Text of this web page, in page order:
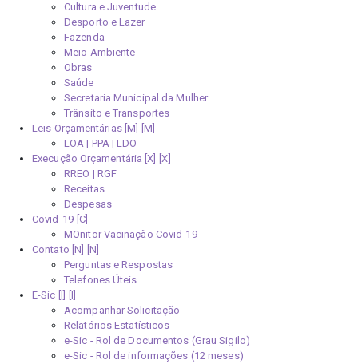
Cultura e Juventude
Desporto e Lazer
Fazenda
Meio Ambiente
Obras
Saúde
Secretaria Municipal da Mulher
Trânsito e Transportes
Leis Orçamentárias [M]
LOA | PPA | LDO
Execução Orçamentária [X]
RREO | RGF
Receitas
Despesas
Covid-19
MOnitor Vacinação Covid-19
Contato [N]
Perguntas e Respostas
Telefones Úteis
E-Sic [I]
Acompanhar Solicitação
Relatórios Estatísticos
e-Sic - Rol de Documentos (Grau Sigilo)
e-Sic - Rol de informações (12 meses)